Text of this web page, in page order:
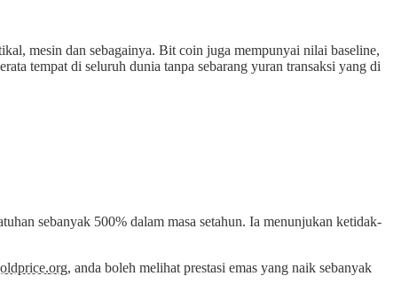
mesin dan sebagainya. Bit coin juga mempunyai nilai baseline,
tempat di seluruh dunia tanpa sebarang yuran transaksi yang di
sebanyak 500% dalam masa setahun. Ia menunjukan ketidak-
, anda boleh melihat prestasi emas yang naik sebanyak